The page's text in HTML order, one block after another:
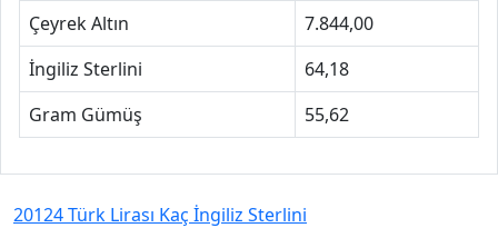
Çeyrek Altın
7.844,00
İngiliz Sterlini
64,18
Gram Gümüş
55,62
20124 Türk Lirası Kaç İngiliz Sterlini